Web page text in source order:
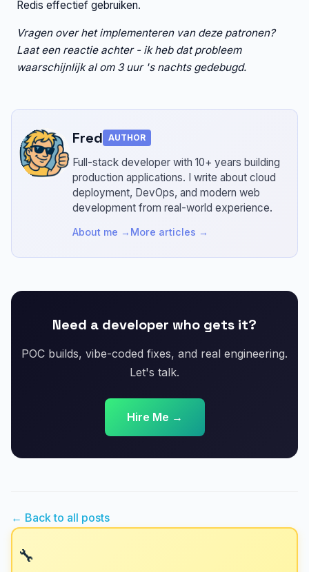
Redis effectief gebruiken.
Vragen over het implementeren van deze patronen?
Laat een reactie achter - ik heb dat probleem
waarschijnlijk al om 3 uur 's nachts gedebugd.
Fred AUTHOR
Full-stack developer with 10+ years building
production applications. I write about cloud
deployment, DevOps, and modern web
development from real-world experience.
About me → More articles →
Need a developer who gets it?
POC builds, vibe-coded fixes, and real engineering.
Let's talk.
Hire Me →
← Back to all posts
🔧